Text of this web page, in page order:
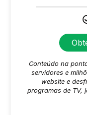
Conteúdo na
servidores e
website e
programas de TV,